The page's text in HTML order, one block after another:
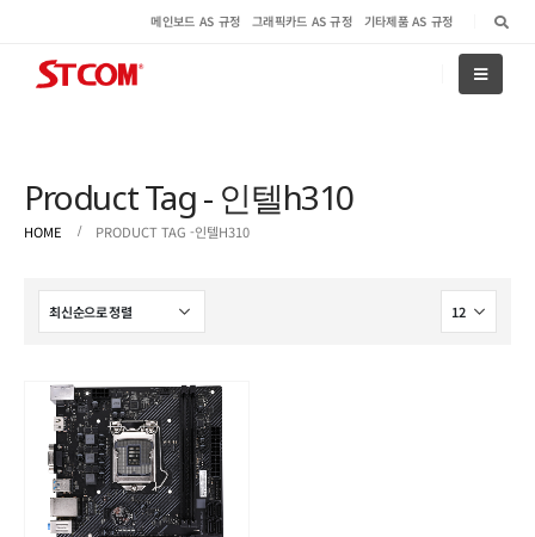
메인보드 AS 규정 그래픽카드 AS 규정 기타제품 AS 규정
Product Tag - 인텔h310
HOME PRODUCT TAG -인텔H310